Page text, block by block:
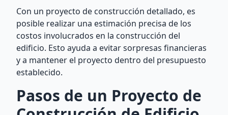
Con un proyecto de construcción detallado, es
posible realizar una estimación precisa de los
costos involucrados en la construcción del
edificio. Esto ayuda a evitar sorpresas financieras
y a mantener el proyecto dentro del presupuesto
establecido.
Pasos de un Proyecto de